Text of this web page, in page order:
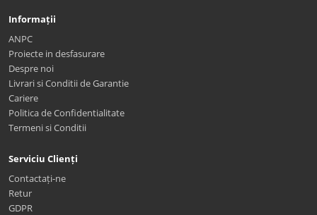
Informații
ANPC
Proiecte in desfasurare
Despre noi
Livrari si Conditii de Garantie
Cariere
Politica de Confidentialitate
Termeni si Conditii
Serviciu Clienți
Contactați-ne
Retur
GDPR